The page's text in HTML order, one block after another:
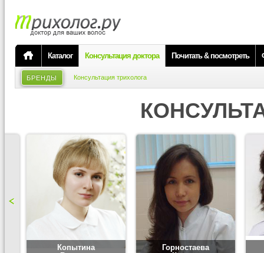
Каталог Консультация доктора Почитать & посмотреть
БРЕНДЫ Консультация трихолога
Копытина
Горностаева